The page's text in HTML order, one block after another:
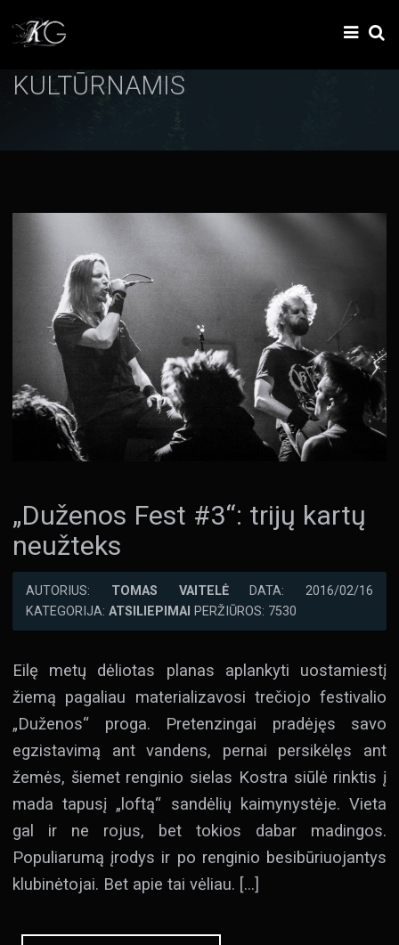
KULTŪRNAMIS
„Duženos Fest #3“: trijų kartų
neužteks
AUTORIUS: TOMAS VAITELĖDATA: 2016/02/16
KATEGORIJA: ATSILIEPIMAI PERŽIŪROS: 7530
Eilę metų dėliotas planas aplankyti uostamiestį
žiemą pagaliau materializavosi trečiojo festivalio
„Duženos“ proga. Pretenzingai pradėjęs savo
egzistavimą ant vandens, pernai persikėlęs ant
žemės, šiemet renginio sielas Kostra siūlė rinktis į
mada tapusį „loftą“ sandėlių kaimynystėje. Vieta
gal ir ne rojus, bet tokios dabar madingos.
Populiarumą įrodys ir po renginio besibūriuojantys
klubinėtojai. Bet apie tai vėliau. […]